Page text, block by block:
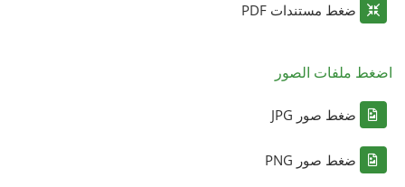
ضغط مستندات PDF
اضغط ملفات الصور
ضغط صور JPG
ضغط صور PNG